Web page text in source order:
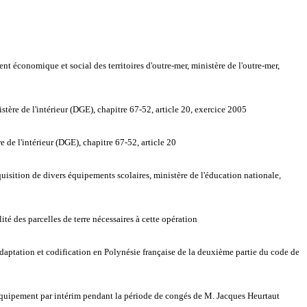
économique et social des territoires d'outre-mer, ministère de l'outre-mer,
de l'intérieur (DGE), chapitre 67-52, article 20, exercice 2005
de l'intérieur (DGE), chapitre 67-52, article 20
de divers équipements scolaires, ministère de l'éducation nationale,
des parcelles de terre nécessaires à cette opération
et codification en Polynésie française de la deuxième partie du code de
par intérim pendant la période de congés de M. Jacques Heurtaut